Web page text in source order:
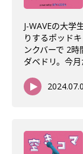
J-WAVEの大学
りするポッド
ンクバーで 2
ダベドリ。今